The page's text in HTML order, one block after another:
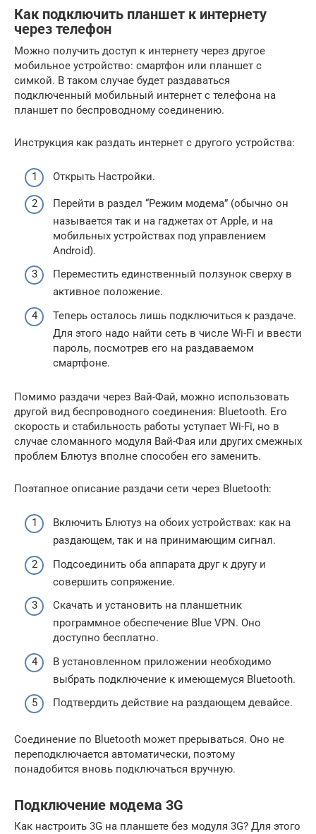
Как подключить планшет к интернету
через телефон
Можно получить доступ к интернету через другое
мобильное устройство: смартфон или планшет с
симкой. В таком случае будет раздаваться
подключенный мобильный интернет с телефона на
планшет по беспроводному соединению.
Инструкция как раздать интернет с другого устройства:
Открыть Настройки.
Перейти в раздел “Режим модема” (обычно он
называется так и на гаджетах от Apple, и на
мобильных устройствах под управлением
Android).
Переместить единственный ползунок сверху в
активное положение.
Теперь осталось лишь подключиться к раздаче.
Для этого надо найти сеть в числе Wi-Fi и ввести
пароль, посмотрев его на раздаваемом
смартфоне.
Помимо раздачи через Вай-Фай, можно использовать
другой вид беспроводного соединения: Bluetooth. Его
скорость и стабильность работы уступает Wi-Fi, но в
случае сломанного модуля Вай-Фая или других смежных
проблем Блютуз вполне способен его заменить.
Поэтапное описание раздачи сети через Bluetooth:
Включить Блютуз на обоих устройствах: как на
раздающем, так и на принимающим сигнал.
Подсоединить оба аппарата друг к другу и
совершить сопряжение.
Скачать и установить на планшетник
программное обеспечение Blue VPN. Оно
доступно бесплатно.
В установленном приложении необходимо
выбрать подключение к имеющемуся Bluetooth.
Подтвердить действие на раздающем девайсе.
Соединение по Bluetooth может прерываться. Оно не
переподключается автоматически, поэтому
понадобится вновь подключаться вручную.
Подключение модема 3G
Как настроить 3G на планшете без модуля 3G? Для этого